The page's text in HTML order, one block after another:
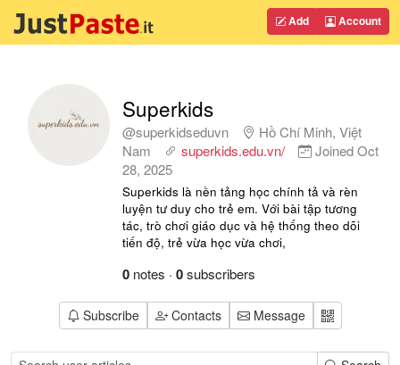
Add Account
Superkids
@superkidseduvn
Hồ Chí Minh, Việt
Nam
superkids.edu.vn/ JoinedOct
28, 2025
Superkids là nền tảng học chính tả và rèn
luyện tư duy cho trẻ em. Với bài tập tương
tác, trò chơi giáo dục và hệ thống theo dõi
tiến độ, trẻ vừa học vừa chơi,
0 notes · 0subscribers
Subscribe Contacts Message